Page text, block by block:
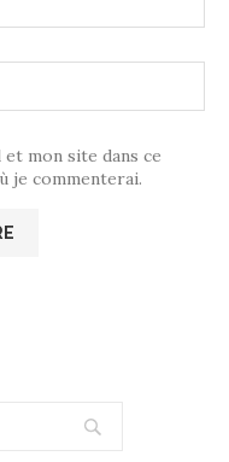
mon site dans ce
je commenterai.